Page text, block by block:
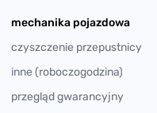
mechanika pojazdowa
czyszczenie przepustnicy
inne (roboczogodzina)
przegląd gwarancyjny